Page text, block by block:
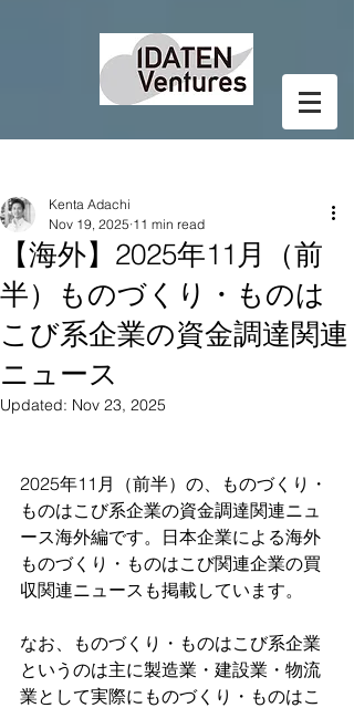
【海外】2025年11月（前
半）ものづくり・ものは
こび系企業の資金調達関連
ニュース
Kenta Adachi
Nov 19, 2025 11 min read
Updated: Nov 23, 2025
2025年11月（前半）の、ものづくり・
ものはこび系企業の資金調達関連ニュ
ース海外編です。日本企業による海外
ものづくり・ものはこび関連企業の買
収関連ニュースも掲載しています。
なお、ものづくり・ものはこび系企業
というのは主に製造業・建設業・物流
業として実際にものづくり・ものはこ